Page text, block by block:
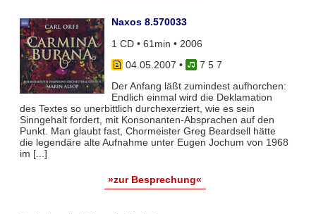
Naxos 8.570033
1 CD • 61min • 2006
04.05.2007 •
7 5 7
Der Anfang läßt zumindest aufhorchen:
Endlich einmal wird die Deklamation
des Textes so unerbittlich durchexerziert, wie es sein
Sinngehalt fordert, mit Konsonanten-Absprachen auf den
Punkt. Man glaubt fast, Chormeister Greg Beardsell hätte
die legendäre alte Aufnahme unter Eugen Jochum von 1968
im [...]
»zur Besprechung«